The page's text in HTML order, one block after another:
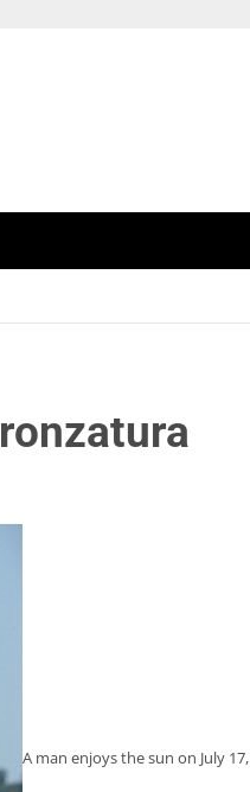
A man enjoys the sun on July 17,